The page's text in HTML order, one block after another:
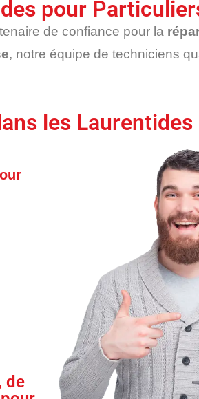
pour
de confiance pour la
, notre équipe de techniciens
les Laurentides
de